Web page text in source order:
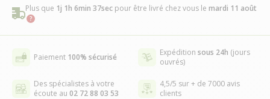
Plus que 1j 1h 6min 37sec pour être livré chez vous le mardi 11 août
Paiement 100% sécurisé Expédition sous 24h (jours
ouvrés)
Des spécialistes à votre
écoute au 02 72 88 03 53
4,5/5 sur + de 7000 avis
clients